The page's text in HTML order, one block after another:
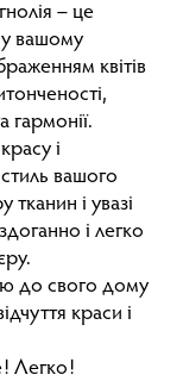
– це
у вашому
квітів
і
вашого
і увазі
і легко
до свого дому
краси і
Легко!